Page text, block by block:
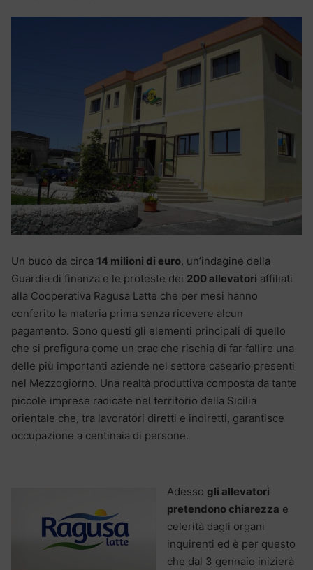
Un buco da circa 14 milioni di euro, un’indagine della
Guardia di finanza e le proteste dei 200 allevatori affiliati
alla Cooperativa Ragusa Latte che per mesi hanno
conferito la materia prima senza ricevere alcun
pagamento. Sono questi gli elementi principali di quello
che si prefigura come un crac che rischia di far fallire una
delle più importanti aziende nel settore caseario presenti
nel Mezzogiorno. Una realtà produttiva composta da tante
piccole imprese radicate nel territorio della Sicilia
orientale che, tra lavoratori diretti e indiretti, garantisce
occupazione a centinaia di persone.
Adesso gli allevatori
pretendono chiarezza e
celerità dagli organi
inquirenti ed è per questo
che dal 3 gennaio inizierà